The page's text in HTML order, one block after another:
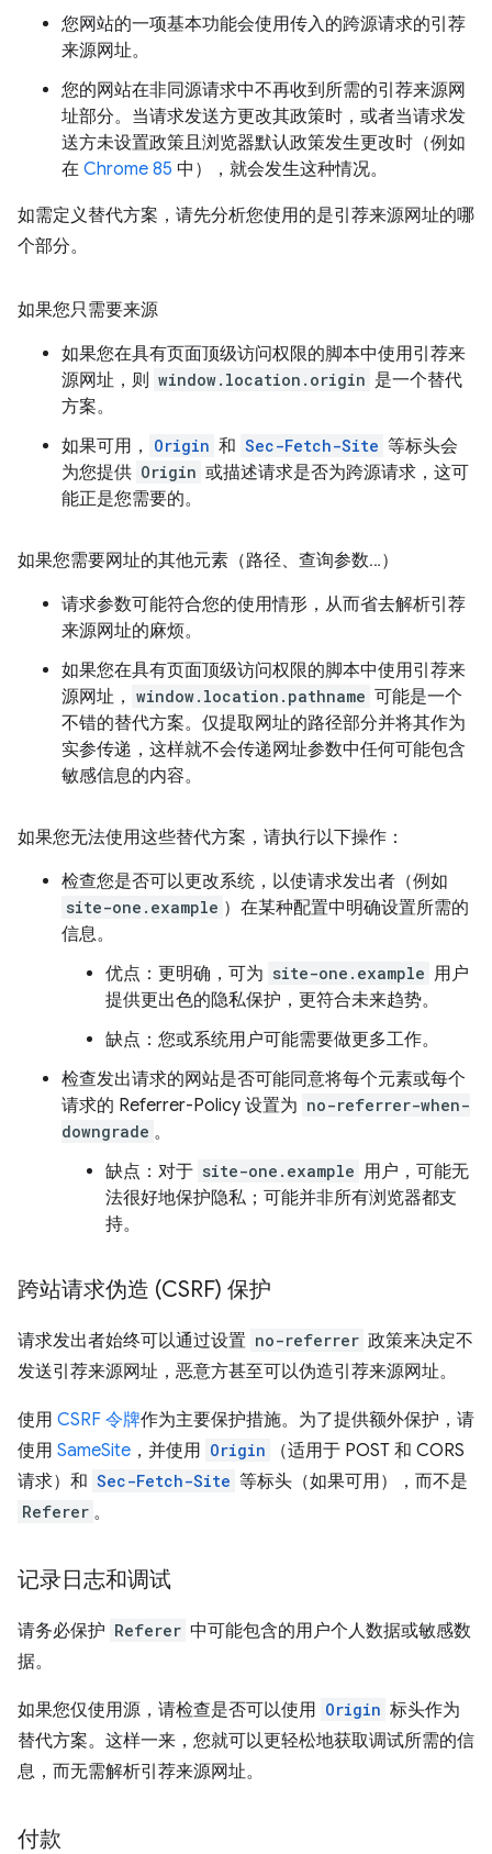
您网站的一项基本功能会使用传入的跨源请求的引荐
来源网址。
您的网站在非同源请求中不再收到所需的引荐来源网
址部分。当请求发送方更改其政策时，或者当请求发
送方未设置政策且浏览器默认政策发生更改时（例如
在 Chrome 85 中），就会发生这种情况。
如需定义替代方案，请先分析您使用的是引荐来源网址的哪
个部分。
如果您只需要来源
如果您在具有页面顶级访问权限的脚本中使用引荐来
源网址，则 window.location.origin 是一个替代
方案。
如果可用，
Origin 和 Sec-Fetch-Site 等标头会
为您提供 Origin 或描述请求是否为跨源请求，这可
能正是您需要的。
如果您需要网址的其他元素（路径、查询参数…）
请求参数可能符合您的使用情形，从而省去解析引荐
来源网址的麻烦。
如果您在具有页面顶级访问权限的脚本中使用引荐来
源网址， window.location.pathname 可能是一个
不错的替代方案。仅提取网址的路径部分并将其作为
实参传递，这样就不会传递网址参数中任何可能包含
敏感信息的内容。
如果您无法使用这些替代方案，请执行以下操作：
检查您是否可以更改系统，以使请求发出者（例如
site-one.example ）在某种配置中明确设置所需的
信息。
优点：更明确，可为 site-one.example 用户
提供更出色的隐私保护，更符合未来趋势。
缺点：您或系统用户可能需要做更多工作。
检查发出请求的网站是否可能同意将每个元素或每个
请求的 Referrer-Policy 设置为 no-referrer-when-
downgrade 。
缺点：对于 site-one.example 用户，可能无
法很好地保护隐私；可能并非所有浏览器都支
持。
跨站请求伪造 (CSRF) 保护
请求发出者始终可以通过设置 no-referrer 政策来决定不
发送引荐来源网址，恶意方甚至可以伪造引荐来源网址。
使用 CSRF 令牌作为主要保护措施。为了提供额外保护，请
使用 SameSite ，并使用 Origin
（适用于 POST 和 CORS
请求）和 Sec-Fetch-Site 等标头（如果可用），而不是
Referer 。
记录日志和调试
请务必保护 Referer 中可能包含的用户个人数据或敏感数
据。
如果您仅使用源，请检查是否可以使用 Origin 标头作为
替代方案。这样一来，您就可以更轻松地获取调试所需的信
息，而无需解析引荐来源网址。
付款